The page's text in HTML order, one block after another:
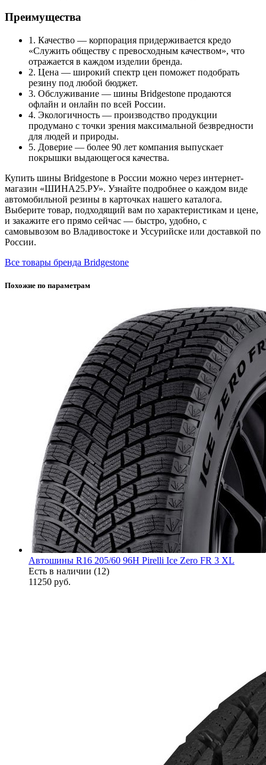
Преимущества
1. Качество — корпорация придерживается кредо
«Служить обществу с превосходным качеством», что
отражается в каждом изделии бренда.
2. Цена — широкий спектр цен поможет подобрать
резину под любой бюджет.
3. Обслуживание — шины Bridgestone продаются
офлайн и онлайн по всей России.
4. Экологичность — производство продукции
продумано с точки зрения максимальной безвредности
для людей и природы.
5. Доверие — более 90 лет компания выпускает
покрышки выдающегося качества.
Купить шины Bridgestone в России можно через интернет-
магазин «ШИНА25.РУ». Узнайте подробнее о каждом виде
автомобильной резины в карточках нашего каталога.
Выберите товар, подходящий вам по характеристикам и цене,
и закажите его прямо сейчас — быстро, удобно, с
самовывозом во Владивостоке и Уссурийске или доставкой по
России.
Все товары бренда Bridgestone
Похожие по параметрам
Автошины R16 205/60 96H Pirelli Ice Zero FR 3 XL
Есть в наличии (12)
11250 руб.